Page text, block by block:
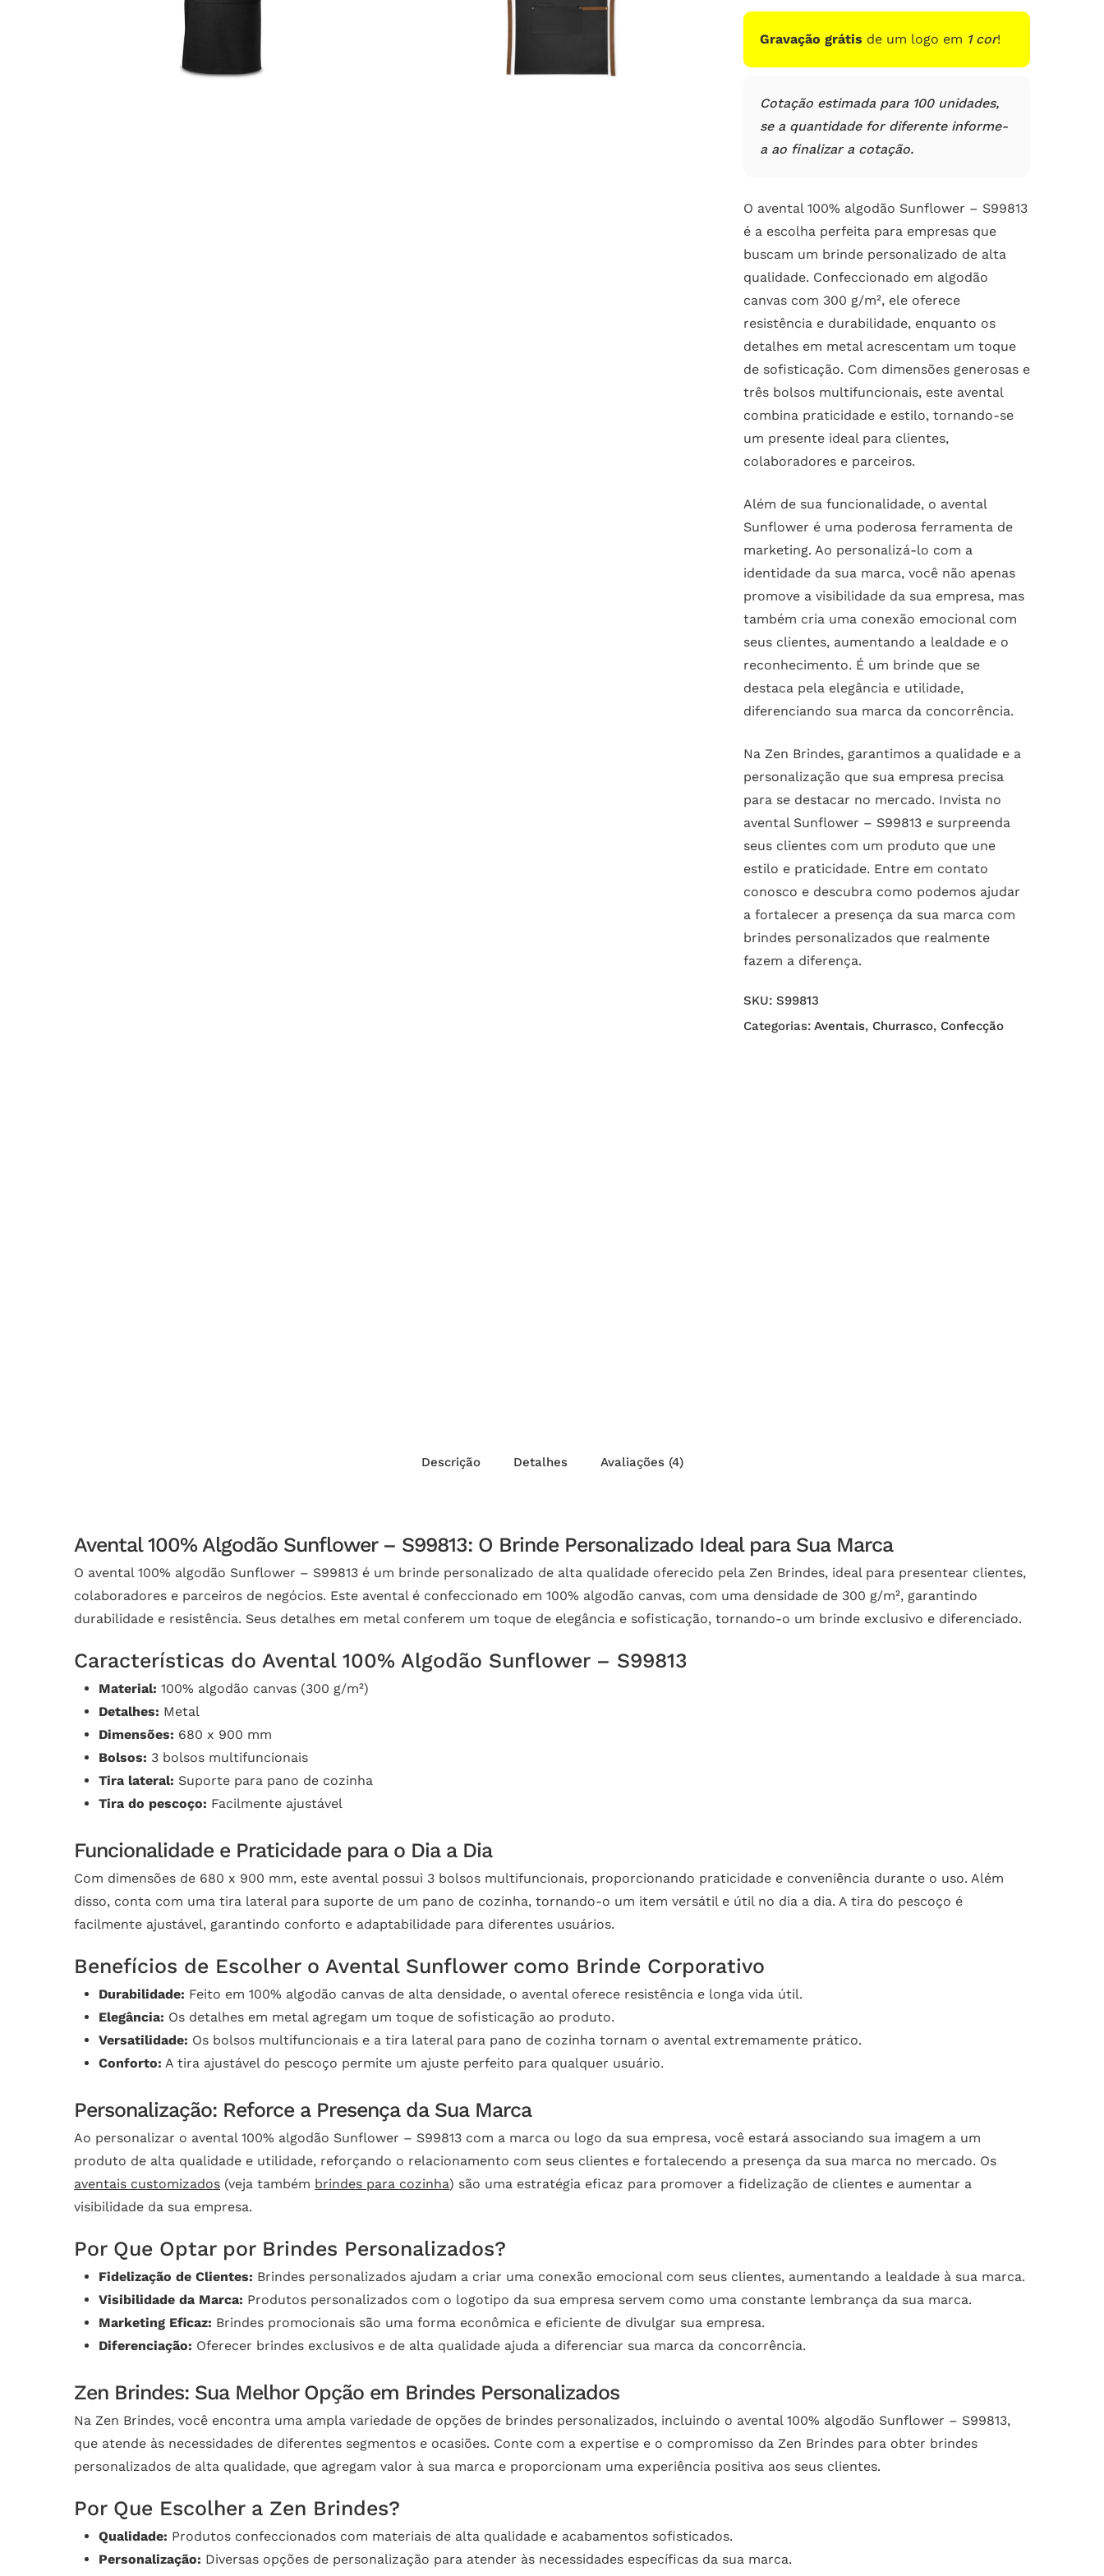
clientes
Gravação grátis de um logo em 1 cor!
Cotação estimada para 100 unidades,
se a quantidade for diferente informe-
a ao finalizar a cotação.
O avental 100% algodão Sunflower – S99813
é a escolha perfeita para empresas que
buscam um brinde personalizado de alta
qualidade. Confeccionado em algodão
canvas com 300 g/m², ele oferece
resistência e durabilidade, enquanto os
detalhes em metal acrescentam um toque
de sofisticação. Com dimensões generosas e
três bolsos multifuncionais, este avental
combina praticidade e estilo, tornando-se
um presente ideal para clientes,
colaboradores e parceiros.
Além de sua funcionalidade, o avental
Sunflower é uma poderosa ferramenta de
marketing. Ao personalizá-lo com a
identidade da sua marca, você não apenas
promove a visibilidade da sua empresa, mas
também cria uma conexão emocional com
seus clientes, aumentando a lealdade e o
reconhecimento. É um brinde que se
destaca pela elegância e utilidade,
diferenciando sua marca da concorrência.
Na Zen Brindes, garantimos a qualidade e a
personalização que sua empresa precisa
para se destacar no mercado. Invista no
avental Sunflower – S99813 e surpreenda
seus clientes com um produto que une
estilo e praticidade. Entre em contato
conosco e descubra como podemos ajudar
a fortalecer a presença da sua marca com
brindes personalizados que realmente
fazem a diferença.
SKU: S99813
Categorias: Aventais, Churrasco, Confecção
Descrição Detalhes Avaliações (4)
Avental 100% Algodão Sunflower – S99813: O Brinde Personalizado Ideal para Sua Marca
O avental 100% algodão Sunflower – S99813 é um brinde personalizado de alta qualidade oferecido pela Zen Brindes, ideal para presentear clientes,
colaboradores e parceiros de negócios. Este avental é confeccionado em 100% algodão canvas, com uma densidade de 300 g/m², garantindo
durabilidade e resistência. Seus detalhes em metal conferem um toque de elegância e sofisticação, tornando-o um brinde exclusivo e diferenciado.
Características do Avental 100% Algodão Sunflower – S99813
Material: 100% algodão canvas (300 g/m²)
Detalhes: Metal
Dimensões: 680 x 900 mm
Bolsos: 3 bolsos multifuncionais
Tira lateral: Suporte para pano de cozinha
Tira do pescoço: Facilmente ajustável
Funcionalidade e Praticidade para o Dia a Dia
Com dimensões de 680 x 900 mm, este avental possui 3 bolsos multifuncionais, proporcionando praticidade e conveniência durante o uso. Além
disso, conta com uma tira lateral para suporte de um pano de cozinha, tornando-o um item versátil e útil no dia a dia. A tira do pescoço é
facilmente ajustável, garantindo conforto e adaptabilidade para diferentes usuários.
Benefícios de Escolher o Avental Sunflower como Brinde Corporativo
Durabilidade: Feito em 100% algodão canvas de alta densidade, o avental oferece resistência e longa vida útil.
Elegância: Os detalhes em metal agregam um toque de sofisticação ao produto.
Versatilidade: Os bolsos multifuncionais e a tira lateral para pano de cozinha tornam o avental extremamente prático.
Conforto: A tira ajustável do pescoço permite um ajuste perfeito para qualquer usuário.
Personalização: Reforce a Presença da Sua Marca
Ao personalizar o avental 100% algodão Sunflower – S99813 com a marca ou logo da sua empresa, você estará associando sua imagem a um
produto de alta qualidade e utilidade, reforçando o relacionamento com seus clientes e fortalecendo a presença da sua marca no mercado. Os
aventais customizados (veja também brindes para cozinha) são uma estratégia eficaz para promover a fidelização de clientes e aumentar a
visibilidade da sua empresa.
Por Que Optar por Brindes Personalizados?
Fidelização de Clientes: Brindes personalizados ajudam a criar uma conexão emocional com seus clientes, aumentando a lealdade à sua marca.
Visibilidade da Marca: Produtos personalizados com o logotipo da sua empresa servem como uma constante lembrança da sua marca.
Marketing Eficaz: Brindes promocionais são uma forma econômica e eficiente de divulgar sua empresa.
Diferenciação: Oferecer brindes exclusivos e de alta qualidade ajuda a diferenciar sua marca da concorrência.
Zen Brindes: Sua Melhor Opção em Brindes Personalizados
Na Zen Brindes, você encontra uma ampla variedade de opções de brindes personalizados, incluindo o avental 100% algodão Sunflower – S99813,
que atende às necessidades de diferentes segmentos e ocasiões. Conte com a expertise e o compromisso da Zen Brindes para obter brindes
personalizados de alta qualidade, que agregam valor à sua marca e proporcionam uma experiência positiva aos seus clientes.
Por Que Escolher a Zen Brindes?
Qualidade: Produtos confeccionados com materiais de alta qualidade e acabamentos sofisticados.
Personalização: Diversas opções de personalização para atender às necessidades específicas da sua marca.